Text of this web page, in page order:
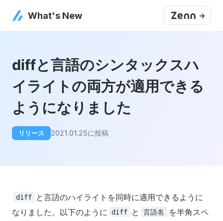
What's New ->
diffと言語のシンタックスハ
イライトの両方が適用できる
ようになりました
リリース 2021.01.25に投稿
diff
と言語のハイライトを同時に適用できるように
なりました。以下のように
diff と 言語名
を半角スペ